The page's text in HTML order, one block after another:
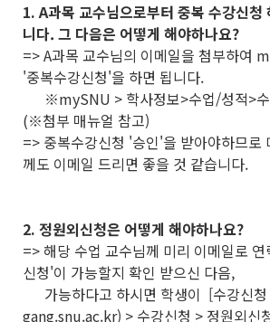
1. A과목 교수님으로부터 중복 수강신청
니다. 그 다음은 어떻게 해야하나요?
=> A과목 교수님의 이메일을 첨부하여
'중복수강신청'을 하면 됩니다.
※mySNU > 학사정보>수업/성적>수
(※첨부 매뉴얼 참고)
=> 중복수강신청 '승인'을 받아야하므로
께도 이메일 드리면 좋을 것 같습니다.
2. 정원외신청은 어떻게 해야하나요?
=> 해당 수업 교수님께 미리 이메일로
신청'이 가능할지 확인 받으신 다음,
가능하다고 하시면 학생이 [수강신
gang.snu.ac.kr) > 수강신청 > 정원외신